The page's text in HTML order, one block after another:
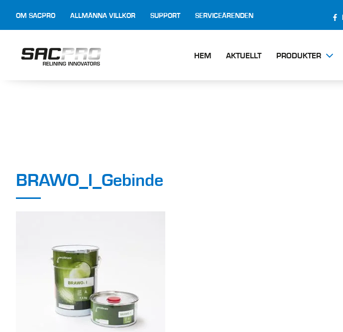
OM SACPRO ALLMÄNNA VILLKOR SUPPORT SERVICEÄRENDEN
HEM AKTUELLT PRODUKTER
BRAWO_I_Gebinde